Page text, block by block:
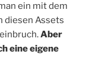
ein mit dem
diesen Assets
Aber
eine eigene